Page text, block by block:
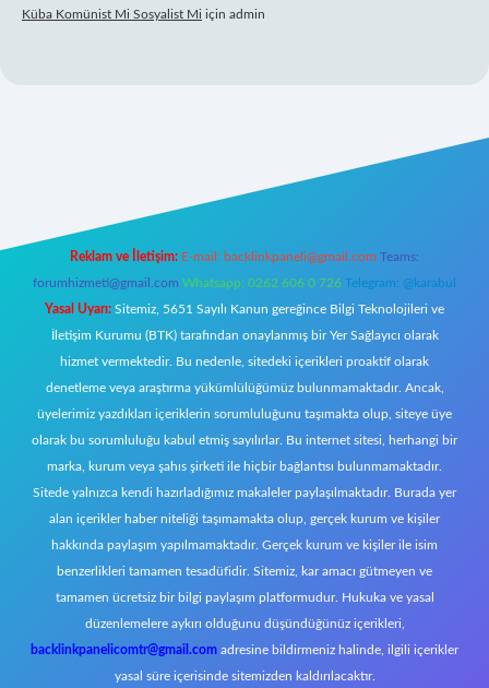
Küba Komünist Mi Sosyalist Mi için admin
Reklam ve İletişim: E-mail: backlinkpaneli@gmail.com Teams:
forumhizmeti@gmail.com Whatsapp: 0262 606 0 726 Telegram: @karabul
Yasal Uyarı: Sitemiz, 5651 Sayılı Kanun gereğince Bilgi Teknolojileri ve
İletişim Kurumu (BTK) tarafından onaylanmış bir Yer Sağlayıcı olarak
hizmet vermektedir. Bu nedenle, sitedeki içerikleri proaktif olarak
denetleme veya araştırma yükümlülüğümüz bulunmamaktadır. Ancak,
üyelerimiz yazdıkları içeriklerin sorumluluğunu taşımakta olup, siteye üye
olarak bu sorumluluğu kabul etmiş sayılırlar. Bu internet sitesi, herhangi bir
marka, kurum veya şahıs şirketi ile hiçbir bağlantısı bulunmamaktadır.
Sitede yalnızca kendi hazırladığımız makaleler paylaşılmaktadır. Burada yer
alan içerikler haber niteliği taşımamakta olup, gerçek kurum ve kişiler
hakkında paylaşım yapılmamaktadır. Gerçek kurum ve kişiler ile isim
benzerlikleri tamamen tesadüfidir. Sitemiz, kar amacı gütmeyen ve
tamamen ücretsiz bir bilgi paylaşım platformudur. Hukuka ve yasal
düzenlemelere aykırı olduğunu düşündüğünüz içerikleri,
backlinkpanelicomtr@gmail.com adresine bildirmeniz halinde, ilgili içerikler
yasal süre içerisinde sitemizden kaldırılacaktır.